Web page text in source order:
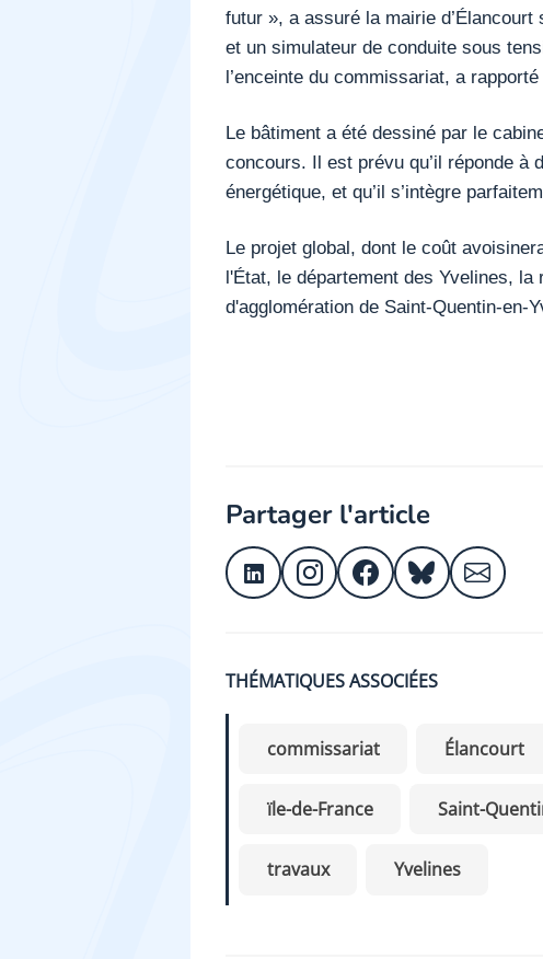
futur », a assuré la mairie
et un simulateur de conduite sous
l’enceinte du commissariat, a
Le bâtiment a été dessiné par le
concours. Il est prévu qu’il réponde à
énergétique, et qu’il s’intègre
Le projet global, dont le coût
l'État, le département des Yvelines,
d'agglomération de Saint-Quentin-en-
Partager l'article
THÉMATIQUES ASSOCIÉES
commissariat Élancourt
ïle-de-France Saint-
travaux Yvelines